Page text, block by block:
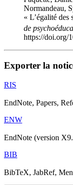
Normandeau,
« L’égalité des
de
https://doi.org/
Exporter la
RIS
EndNote, Papers,
ENW
EndNote (version
BIB
BibTeX, JabRef,